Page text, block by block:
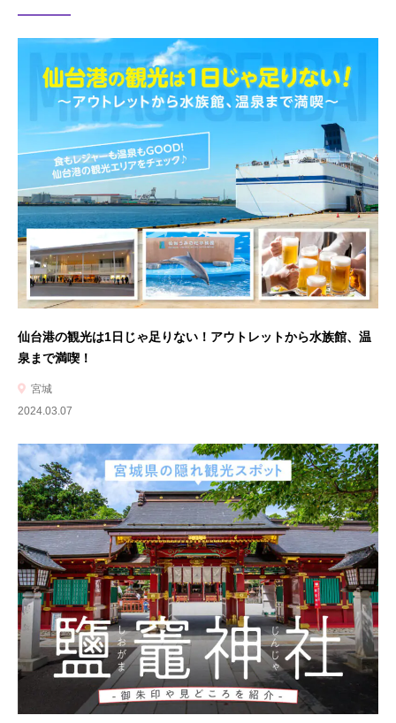
仙台港の観光は1日じゃ足りない！アウトレットから水族館、温
泉まで満喫！
宮城
2024.03.07